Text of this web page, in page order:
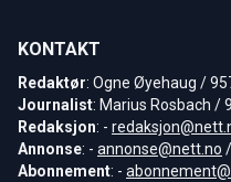
KONTAKT
Redaktør: Ogne Øyehaug /
Journalist: Marius Rosbach /
Redaksjon: -
Annonse: - annonse@nett.no
Abonnement: -